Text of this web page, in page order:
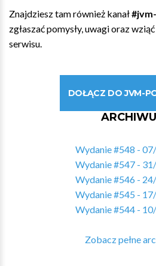
Znajdziesz tam również kanał
zgłaszać pomysły, uwagi oraz
serwisu.
DOŁĄCZ DO JVM-
Wydanie #548 -
Wydanie #547 -
Wydanie #546 -
Wydanie #545 -
Wydanie #544 -
Zobacz pełne